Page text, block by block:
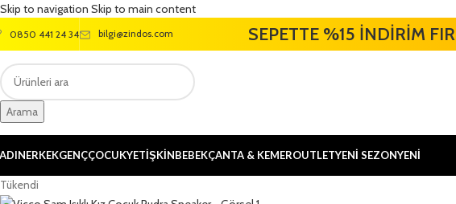
Skip to navigation Skip to main content
0850 441 24 34 bilgi@zindos.com SEPETTE %15 İNDİRİM
Arama
ERKEKGENÇÇOCUKYETİŞKİNBEBEKÇANTA & KEMEROUTLETYENİ SEZONYENİ
Tükendi